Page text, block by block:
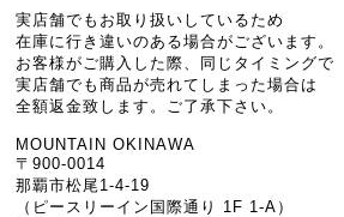
実店舗でもお取り扱いしているため
在庫に行き違いのある場合がございます。
お客様がご購入した際、同じタイミングで
実店舗でも商品が売れてしまった場合は
全額返金致します。ご了承下さい。
MOUNTAIN OKINAWA
〒900-0014
那覇市松尾1-4-19
（ピースリーイン国際通り 1F 1-A）